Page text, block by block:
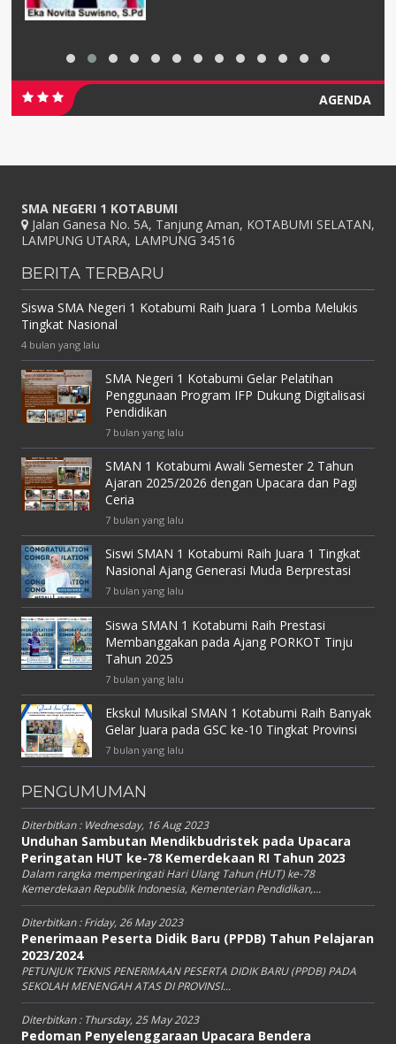
AGENDA
SMA NEGERI 1 KOTABUMI
Jalan Ganesa No. 5A, Tanjung Aman, KOTABUMI SELATAN,
LAMPUNG UTARA, LAMPUNG 34516
BERITA TERBARU
Siswa SMA Negeri 1 Kotabumi Raih Juara 1 Lomba Melukis
Tingkat Nasional
4 bulan yang lalu
SMA Negeri 1 Kotabumi Gelar Pelatihan
Penggunaan Program IFP Dukung Digitalisasi
Pendidikan
7 bulan yang lalu
SMAN 1 Kotabumi Awali Semester 2 Tahun
Ajaran 2025/2026 dengan Upacara dan Pagi
Ceria
7 bulan yang lalu
Siswi SMAN 1 Kotabumi Raih Juara 1 Tingkat
Nasional Ajang Generasi Muda Berprestasi
7 bulan yang lalu
Siswa SMAN 1 Kotabumi Raih Prestasi
Membanggakan pada Ajang PORKOT Tinju
Tahun 2025
7 bulan yang lalu
Ekskul Musikal SMAN 1 Kotabumi Raih Banyak
Gelar Juara pada GSC ke-10 Tingkat Provinsi
7 bulan yang lalu
PENGUMUMAN
Diterbitkan : Wednesday, 16 Aug 2023
Unduhan Sambutan Mendikbudristek pada Upacara
Peringatan HUT ke-78 Kemerdekaan RI Tahun 2023
Dalam rangka memperingati Hari Ulang Tahun (HUT) ke-78
Kemerdekaan Republik Indonesia, Kementerian Pendidikan,...
Diterbitkan :Friday, 26 May 2023
Penerimaan Peserta Didik Baru (PPDB) Tahun Pelajaran
2023/2024
PETUNJUK TEKNIS PENERIMAAN PESERTA DIDIK BARU (PPDB) PADA
SEKOLAH MENENGAH ATAS DI PROVINSI...
Diterbitkan : Thursday, 25 May 2023
Pedoman Penyelenggaraan Upacara Bendera